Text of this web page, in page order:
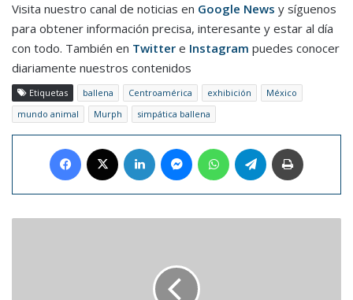
Visita nuestro canal de noticias en Google News y síguenos
para obtener información precisa, interesante y estar al día
con todo. También en Twitter e Instagram puedes conocer
diariamente nuestros contenidos
Etiquetas ballena Centroamérica exhibición
México
mundo animal
Murph simpática ballena
Facebook LinkedIn MessengerWhatsAppTelegram